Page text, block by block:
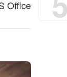
Office